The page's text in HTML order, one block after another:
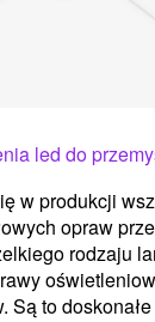
led do
w produkcji
opraw
rodzaju
Są to